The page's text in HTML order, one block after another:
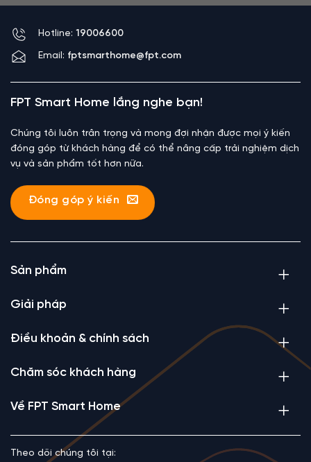
Hotline: 19006600
Email: fptsmarthome@fpt.com
FPT Smart Home lắng nghe bạn!
Chúng tôi luôn trân trọng và mong đợi nhận được mọi ý kiến
đóng góp từ khách hàng để có thể nâng cấp trải nghiệm dịch
vụ và sản phẩm tốt hơn nữa.
Đóng góp ý kiến
Sản phẩm
Giải pháp
Điều khoản & chính sách
Chăm sóc khách hàng
Về FPT Smart Home
Theo dõi chúng tôi tại: